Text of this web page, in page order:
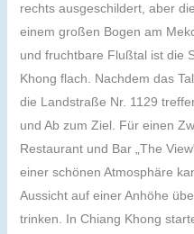
rechts ausgeschildert, aber
einem großen Bogen am
und fruchtbare Flußtal ist die
Khong flach. Nachdem das
die Landstraße Nr. 1129
und Ab zum Ziel. Für einen
Restaurant und Bar „The
einer schönen Atmosphäre
Aussicht auf einer Anhöhe
trinken. In Chiang Khong